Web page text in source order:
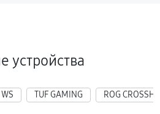
устройства
TUF GAMING ROG